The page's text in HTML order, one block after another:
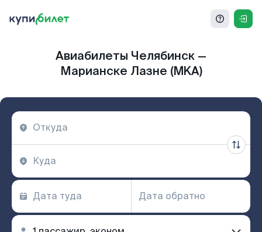
Авиабилеты Челябинск —
Марианске Лазне (MKA)